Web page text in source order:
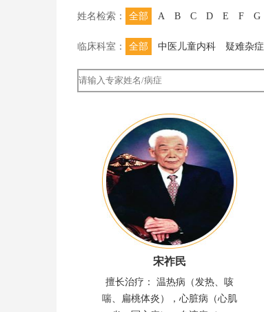
姓名检索： 全部 A B C D E F G
临床科室： 全部 中医儿童内科 疑难杂症
宋祚民
擅长治疗： 温热病（发热、咳
喘、扁桃体炎），心脏病（心肌